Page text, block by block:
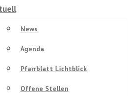
News
Agenda
Pfarrblatt Lichtblick
Offene Stellen